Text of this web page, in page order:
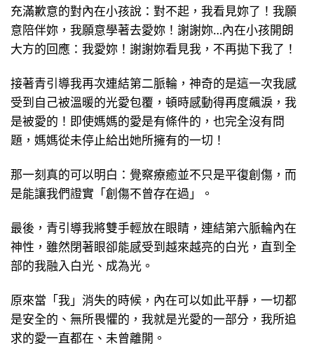
充滿歉意的對內在小孩說：對不起，我看見妳了！我願
意陪伴妳，我願意學著去愛妳！謝謝妳…內在小孩開朗
大方的回應：我愛妳！謝謝妳看見我，不再拋下我了！
接著青引導我再次連結第二脈輪，神奇的是這一次我感
受到自己被溫暖的光愛包覆，頓時感動得再度飆淚，我
是被愛的！即使媽媽的愛是有條件的，也完全沒有問
題，媽媽從未停止給出她所擁有的一切！
那一刻真的可以明白：覺察療癒並不只是平復創傷，而
是能讓我們證實「創傷不曾存在過」。
最後，青引導我將雙手輕放在眼睛，連結第六脈輪內在
神性，雖然閉著眼卻能感受到越來越亮的白光，直到全
部的我融入白光、成為光。
原來當「我」消失的時候，內在可以如此平靜，一切都
是安全的、無所畏懼的，我就是光愛的一部分，我所追
求的愛一直都在、未曾離開。